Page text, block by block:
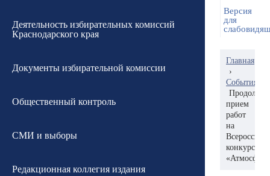
Деятельность избирательных комиссий
Краснодарского края
Документы избирательной комиссии
Общественный контроль
СМИ и выборы
Редакционная коллегия издания
Версия
для
Главная
›
События
прием
работ
на
конкурс